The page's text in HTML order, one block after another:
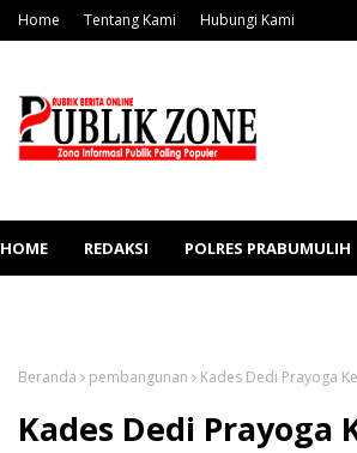
Home Tentang Kami Hubungi Kami
HOME REDAKSI POLRES PRABUMULIH
Beranda pembangunan Kades Dedi Prayoga
Kades Dedi